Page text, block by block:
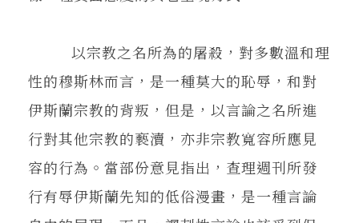
以宗教之名所為的屠殺，對多數溫和理
性的穆斯林而言，是一種莫大的恥辱，和對
伊斯蘭宗教的背叛，但是，以言論之名所進
行對其他宗教的褻瀆，亦非宗教寬容所應見
容的行為。當部份意見指出，查理週刊所發
行有辱伊斯蘭先知的低俗漫畫，是一種言論